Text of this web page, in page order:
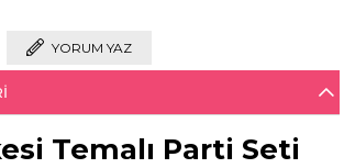
YORUM YAZ
Temalı Parti Seti